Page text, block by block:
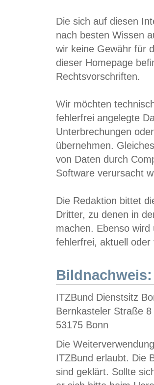
Die sich auf diesen
nach besten Wissen
wir keine Gewähr für
dieser Homepage
Rechtsvorschriften.
Wir möchten
fehlerfrei angelegte
Unterbrechungen
übernehmen.
von Daten durch
Software verursacht
Die Redaktion bittet
Dritter, zu denen in
machen. Ebenso
fehlerfrei, aktuell oder
Bildnachweis:
ITZBund Dienstsitz
Bernkasteler Straße 8
53175 Bonn
Die
ITZBund erlaubt. Die
sind geklärt. Sollte